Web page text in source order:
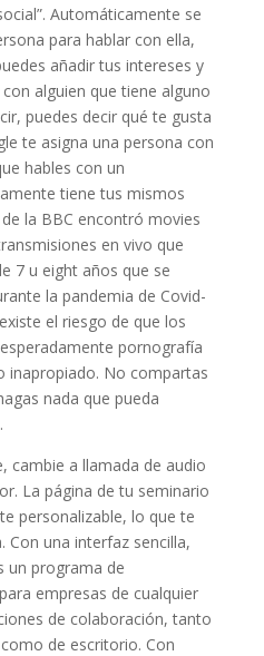
Automáticamente se
para hablar con ella,
añadir tus intereses y
alguien que tiene alguno
puedes decir qué te gusta
te asigna una persona con
hables con un
tiene tus mismos
la BBC encontró movies
en vivo que
7 u eight años que se
la pandemia de Covid-
el riesgo de que los
pornografía
inapropiado. No compartas
nada que pueda
cambie a llamada de audio
La página de tu seminario
personalizable, lo que te
una interfaz sencilla,
un programa de
empresas de cualquier
de colaboración, tanto
de escritorio. Con